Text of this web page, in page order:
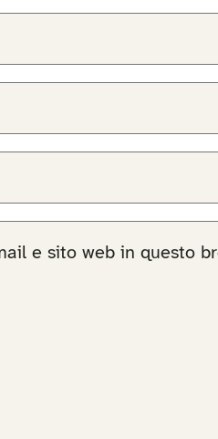
e sito web in questo